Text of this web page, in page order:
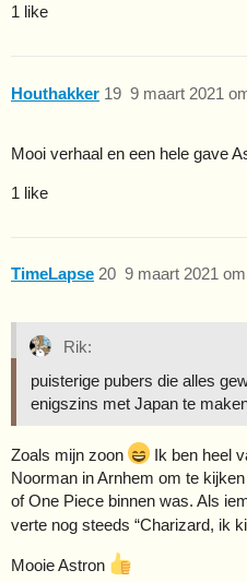
1 like
Houthakker 9 maart 2021
19
Mooi verhaal en een hele gave
1 like
TimeLapse 9 maart 2021
20
Rik:
puisterige pubers die alles
enigszins met Japan te
Zoals mijn zoon
Ik ben heel
Noorman in Arnhem om te
of One Piece binnen was. Als
verte nog steeds “Charizard, ik
Mooie Astron